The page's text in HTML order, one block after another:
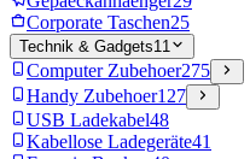
Corporate Taschen25
Technik & Gadgets11
Computer Zubehoer275
Handy Zubehoer127
USB Ladekabel48
Kabellose Ladegeräte41